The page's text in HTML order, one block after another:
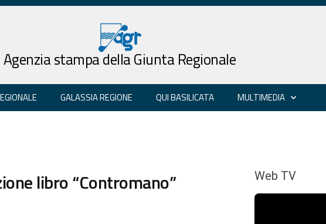
Agenzia stampa della Giunta Regionale
GALASSIA REGIONE QUI BASILICATA MULTIMEDIA
libro “Contromano” Web TV